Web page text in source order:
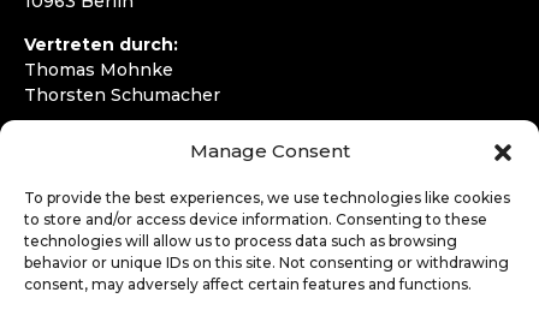
Manage Consent
To provide the best experiences, we use technologies like cookies
to store and/or access device information. Consenting to these
technologies will allow us to process data such as browsing
behavior or unique IDs on this site. Not consenting or withdrawing
consent, may adversely affect certain features and functions.
Vertreten durch:
Thomas Mohnke
Thorsten Schumacher
kontakt@wirfahren.de
RECHTLICHES
Impressum
Datenschutzerklärung